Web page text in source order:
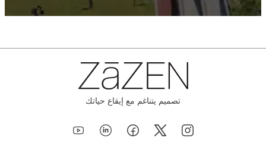
تصميم يتناغم مع إيقاع حياتك